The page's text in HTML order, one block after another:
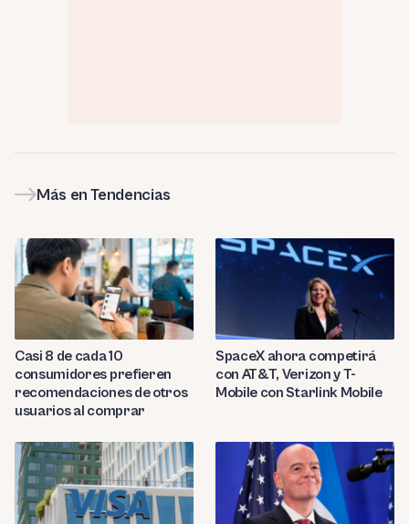
Más en Tendencias
Casi 8 de cada 10
consumidores prefieren
recomendaciones de otros
usuarios al comprar
SpaceX ahora competirá
con AT&T, Verizon y T-
Mobile con Starlink Mobile